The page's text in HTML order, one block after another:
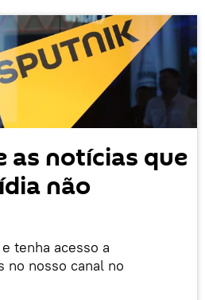
as notícias que
não
tenha acesso a
no nosso canal no